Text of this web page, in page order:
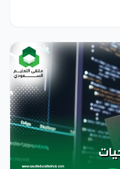
مهاراتك...